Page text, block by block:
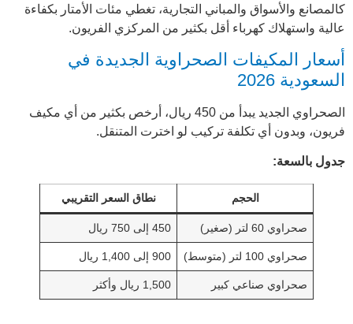
كالمصانع والأسواق والمباني التجارية، تغطي مئات الأمتار بكفاءة
عالية واستهلاك كهرباء أقل بكثير من المركزي الفريون.
أسعار المكيفات الصحراوية الجديدة في
السعودية 2026
الصحراوي الجديد يبدأ من 450 ريال، أرخص بكثير من أي مكيف
فريون، وبدون أي تكلفة تركيب لو اخترت المتنقل.
جدول بالسعة:
الحجم نطاق السعر التقريبي
صحراوي 60 لتر (صغير) 450 إلى 750 ريال
صحراوي 100 لتر (متوسط) 900 إلى 1,400 ريال
صحراوي صناعي كبير 1,500 ريال وأكثر